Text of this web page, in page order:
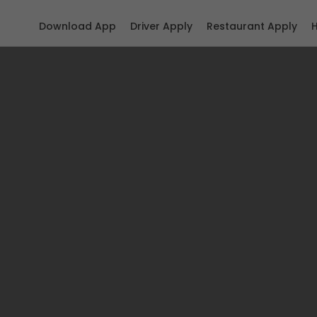
Restaurant Apply
Driver Apply
Download App